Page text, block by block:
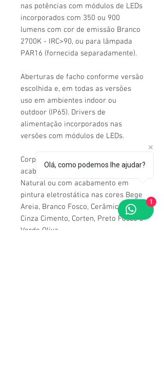
nas potências com módulos de LEDs
incorporados com 350 ou 900
lumens com cor de emissão Branco
2700K - IRC>90, ou para lâmpada
PAR16 (fornecida separadamente).
Aberturas de facho conforme versão
escolhida e, em todas as versões
uso em ambientes indoor ou
outdoor (IP65). Drivers de
alimentação incorporados nas
versões com módulos de LEDs.
Corpo em alumínio com opções de
acabamento revestido em Cobre
Natural ou com acabamento em
pintura eletrostática nas cores Bege
Areia, Branco Fosco, Cerâmica,
Cinza Cimento, Corten, Preto Fosco e
Verde Oliva.
Olá, como podemos lhe ajudar?
1